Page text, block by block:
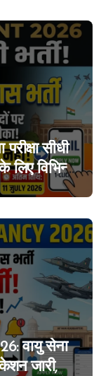
सीधी
लिए विभिन्न
वायु सेना
जारी,